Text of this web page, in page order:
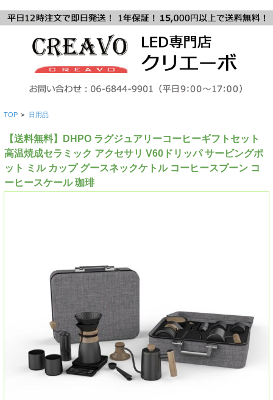
TOP > 日用品
【送料無料】DHPO ラグジュアリーコーヒーギフトセット
高温焼成セラミック アクセサリ V60ドリッパ サービングポ
ット ミル カップ グースネックケトル コーヒースプーン コ
ーヒースケール 珈琲